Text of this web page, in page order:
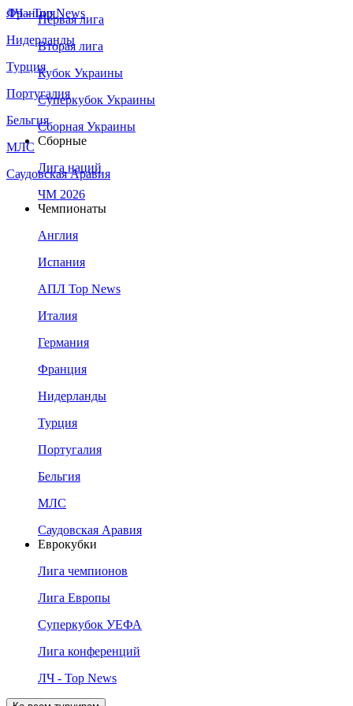
Франция
Нидерланды
Турция
Португалия
Бельгия
МЛС
Саудовская Аравия
ЛЧ - Top News
Первая лига
Вторая лига
Кубок Украины
Суперкубок Украины
Сборная Украины
Сборные
Лига наций
ЧМ 2026
Чемпионаты
Англия
Испания
АПЛ Top News
Италия
Германия
Франция
Нидерланды
Турция
Португалия
Бельгия
МЛС
Саудовская Аравия
Еврокубки
Лига чемпионов
Лига Европы
Суперкубок УЕФА
Лига конференций
ЛЧ - Top News